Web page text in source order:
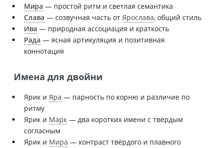
Мира — простой ритм и светлая семантика
Слава — созвучная часть от Ярослава, общий стиль
Ива — природная ассоциация и краткость
Рада — ясная артикуляция и позитивная
коннотация
Имена для двойни
Ярик и Яра — парность по корню и различие по
ритму
Ярик и Марк — два коротких имени с твёрдым
согласным
Ярик и Мира — контраст твёрдого и плавного